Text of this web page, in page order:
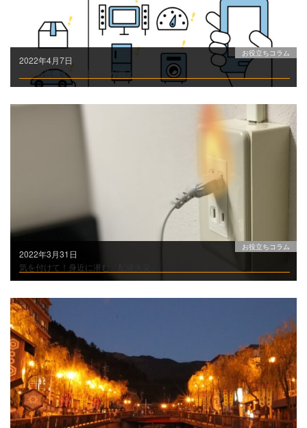
2022年4月7日
お役立ちコラム
自動販売機で『医薬品』が買える？！
2022年3月31日
お役立ちコラム
気を付けて！身近に潜む『配線火災』